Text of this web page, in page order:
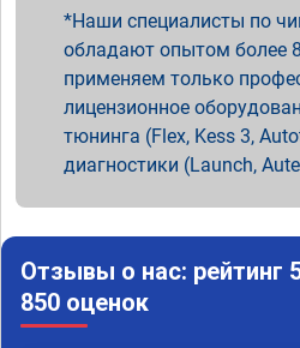
Наши специалисты по
обладают опытом более
применяем только
лицензионное
тюнинга (Flex, Kess 3,
диагностики (Launch,
Отзывы о нас: рейтинг
850 оценок